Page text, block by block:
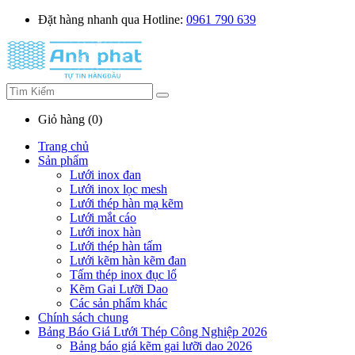
Đặt hàng nhanh qua Hotline: 0961 790 639
Giỏ hàng (0)
Trang chủ
Sản phẩm
Lưới inox đan
Lưới inox lọc mesh
Lưới thép hàn mạ kẽm
Lưới mắt cáo
Lưới inox hàn
Lưới thép hàn tấm
Lưới kẽm hàn kẽm đan
Tấm thép inox đục lổ
Kẽm Gai Lưỡi Dao
Các sản phẩm khác
Chính sách chung
Bảng Báo Giá Lưới Thép Công Nghiệp 2026
Bảng báo giá kẽm gai lưỡi dao 2026